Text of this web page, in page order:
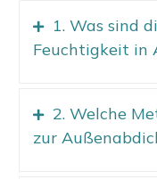
1. Was sind
Feuchtigkeit in
2. Welche
zur